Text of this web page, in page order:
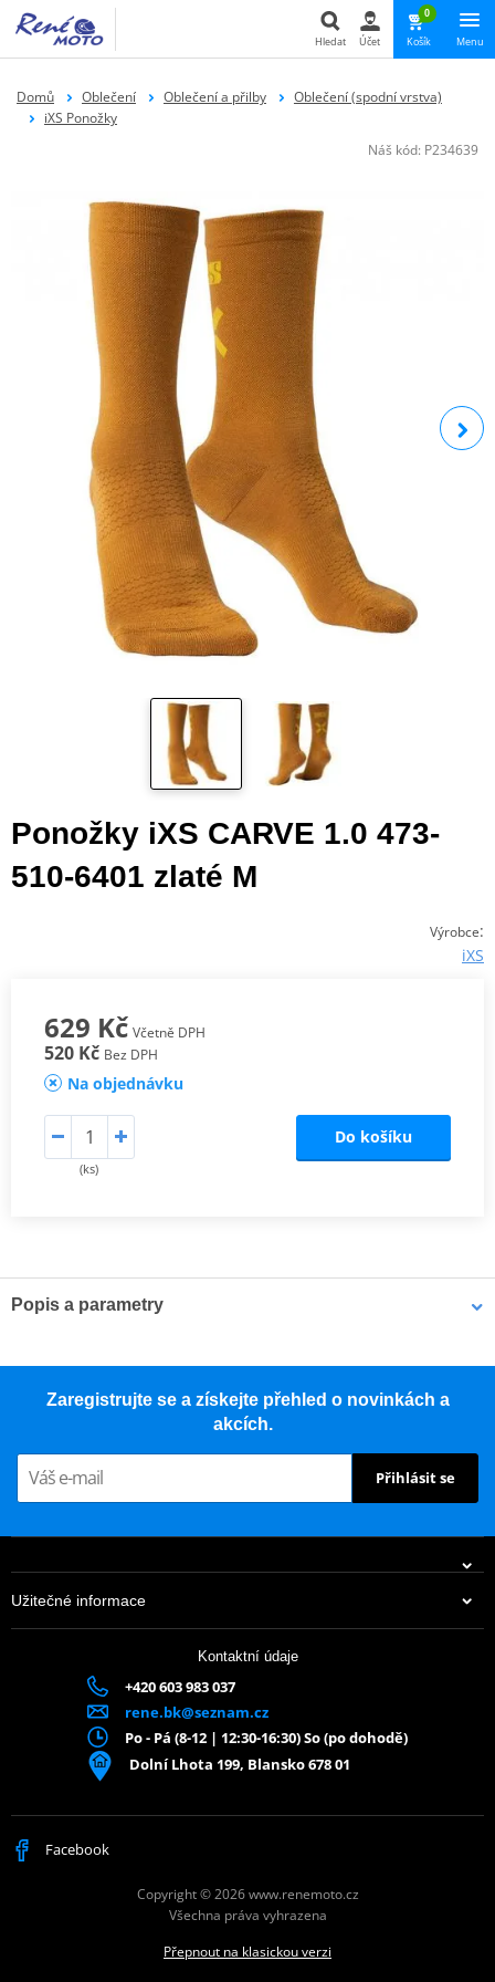
Hledat
Hledat Účet
0
Košík Menu
Domů Oblečení Oblečení a přilby
Oblečení (spodní vrstva)
iXS Ponožky
Náš kód: P234639
Ponožky iXS CARVE 1.0 473-
510-6401 zlaté M
Výrobce:
iXS
629 Kč Včetně DPH
520 Kč Bez DPH
Na objednávku
(ks)
Do košíku
Popis a parametry
Ponožky připravené na jízdu, z merino vlny
Regulace teploty
Barvená příze
Délka nad kotník
Hlavní materiál: 50 % vlna (merino), 30 % akryl, 20 % polyester
Zaregistrujte se a získejte přehled o novinkách a
akcích.
Přihlásit se
Užitečné informace
Kontaktní údaje
+420 603 983 037
rene.bk@seznam.cz
Po - Pá (8-12 | 12:30-16:30) So (po dohodě)
Dolní Lhota 199, Blansko 678 01
Facebook
Copyright © 2026 www.renemoto.cz
Všechna práva vyhrazena
Přepnout na klasickou verzi